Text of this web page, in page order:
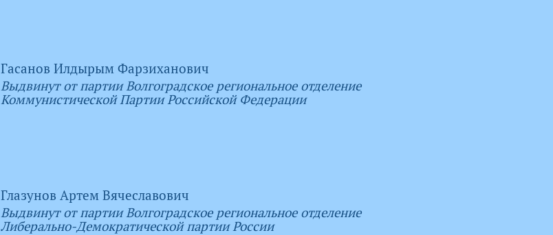
Гасанов Илдырым Фарзиханович
Выдвинут от партии Волгоградское региональное отделение
Коммунистической Партии Российской Федерации
Глазунов Артем Вячеславович
Выдвинут от партии Волгоградское региональное отделение
Либерально-Демократической партии России